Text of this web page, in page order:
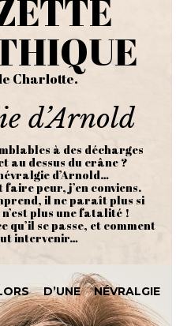
Charlotte.
d’Arnold
à des décharges
au dessus du crâne ?
d’Arnold…
peur, j’en conviens.
il ne paraît plus si
plus une fatalité !
qu’il se passe, et comment
intervenir…
D’UNE NÉVRALGIE